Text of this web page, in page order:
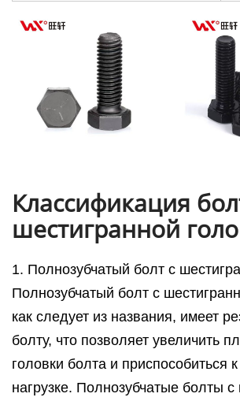
Классификация
шестигранной
1. Полнозубчатый болт с
Полнозубчатый болт с
как следует из названия, имеет
болту, что позволяет увеличить
головки болта и приспособиться
нагрузке. Полнозубчатые болты с